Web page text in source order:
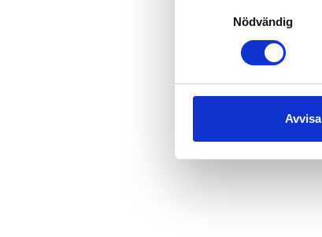
Nödvändig
Avvisa